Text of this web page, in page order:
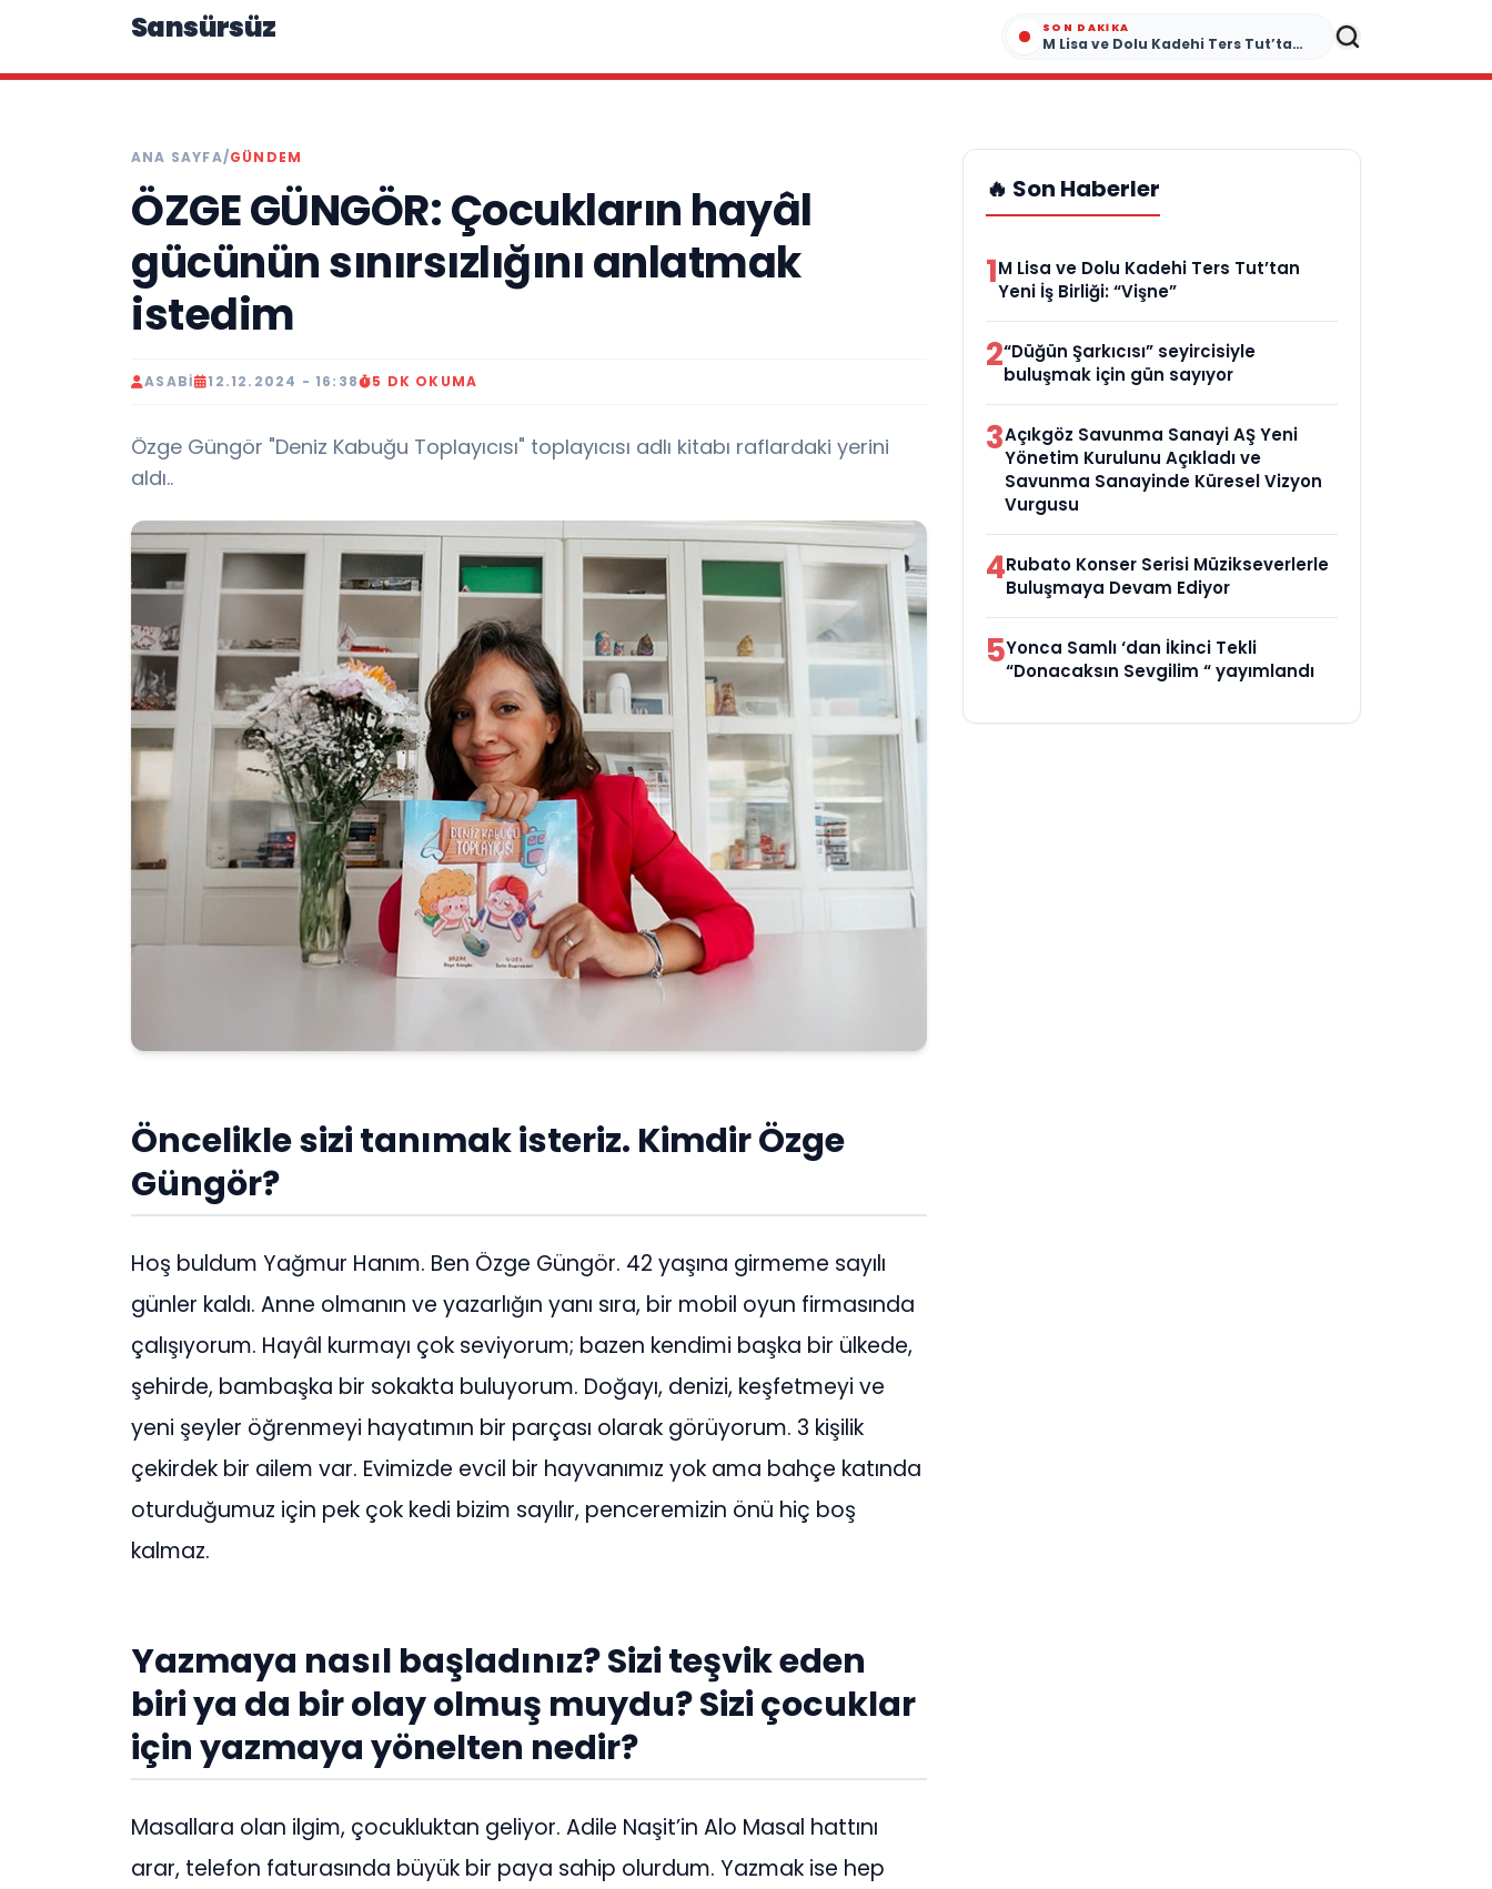
Sansürsüz SON DAKIKA
M Lisa ve Dolu Kadehi Ters Tut’tan Yeni İş Birliği: “Vişne”
ANA SAYFA/GÜNDEM
ÖZGE GÜNGÖR: Çocukların hayâl
gücünün sınırsızlığını anlatmak
istedim
ASABI 12.12.2024 - 16:38 5 DK OKUMA
Özge Güngör "Deniz Kabuğu Toplayıcısı" toplayıcısı adlı kitabı raflardaki yerini
aldı..
Öncelikle sizi tanımak isteriz. Kimdir Özge
Güngör?
Hoş buldum Yağmur Hanım. Ben Özge Güngör. 42 yaşına girmeme sayılı
günler kaldı. Anne olmanın ve yazarlığın yanı sıra, bir mobil oyun firmasında
çalışıyorum. Hayâl kurmayı çok seviyorum; bazen kendimi başka bir ülkede,
şehirde, bambaşka bir sokakta buluyorum. Doğayı, denizi, keşfetmeyi ve
yeni şeyler öğrenmeyi hayatımın bir parçası olarak görüyorum. 3 kişilik
çekirdek bir ailem var. Evimizde evcil bir hayvanımız yok ama bahçe katında
oturduğumuz için pek çok kedi bizim sayılır, penceremizin önü hiç boş
kalmaz.
Yazmaya nasıl başladınız? Sizi teşvik eden
biri ya da bir olay olmuş muydu? Sizi çocuklar
için yazmaya yönelten nedir?
Masallara olan ilgim, çocukluktan geliyor. Adile Naşit’in Alo Masal hattını
arar, telefon faturasında büyük bir paya sahip olurdum. Yazmak ise hep
🔥 Son Haberler
1M Lisa ve Dolu Kadehi Ters Tut’tan
Yeni İş Birliği: “Vişne”
2“Düğün Şarkıcısı” seyircisiyle
buluşmak için gün sayıyor
3Açıkgöz Savunma Sanayi AŞ Yeni
Yönetim Kurulunu Açıkladı ve
Savunma Sanayinde Küresel Vizyon
Vurgusu
4Rubato Konser Serisi Müzikseverlerle
Buluşmaya Devam Ediyor
5Yonca Samlı ‘dan İkinci Tekli
“Donacaksın Sevgilim “ yayımlandı